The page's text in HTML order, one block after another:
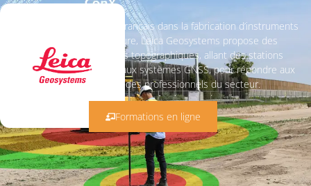
Leica
Leader francais dans la fabrication d’instruments
de mesure, Leica Geosystems propose des
solutions topographiques, allant des stations
totales aux systèmes GNSS, pour répondre aux
besoins des professionnels du secteur.
Formations en ligne